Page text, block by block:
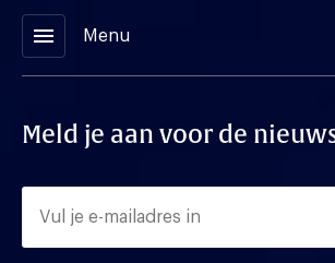
menu Menu
Meld je aan voor de